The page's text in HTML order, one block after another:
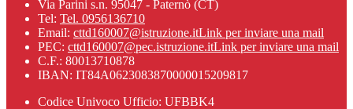
Via Parini s.n. 95047 - Paternò (CT)
Tel: Tel. 0956136710
Email: cttd160007@istruzione.itLink per inviare una mail
PEC: cttd160007@pec.istruzione.itLink per inviare una mail
C.F.: 80013710878
IBAN: IT84A0623083870000015209817
Codice Univoco Ufficio: UFBBK4